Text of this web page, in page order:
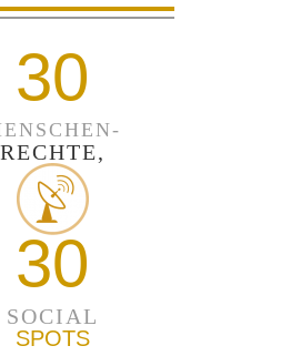
30
RECHTE,
30
SOCIAL
SPOTS